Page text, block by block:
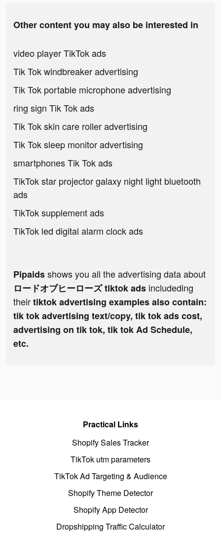
Other content you may also be interested in
video player TikTok ads
Tik Tok windbreaker advertising
Tik Tok portable microphone advertising
ring sign Tik Tok ads
Tik Tok skin care roller advertising
Tik Tok sleep monitor advertising
smartphones Tik Tok ads
TikTok star projector galaxy night light bluetooth
ads
TikTok supplement ads
TikTok led digital alarm clock ads
Pipaidsshows you all the advertising data about
ロードオブヒーローズ tiktok ads includeding
theirtiktok advertising examples also contain:
tik tok advertising text/copy, tik tok ads cost,
advertising on tik tok, tik tok Ad Schedule,
etc.
Practical Links
Shopify Sales Tracker
TikTok utm parameters
TikTok Ad Targeting & Audience
Shopify Theme Detector
Shopify App Detector
Dropshipping Traffic Calculator